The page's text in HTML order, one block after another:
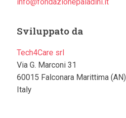
info@fondazionepaladini.it
Sviluppato da
Tech4Care srl
Via G. Marconi 31
60015 Falconara Marittima (AN)
Italy